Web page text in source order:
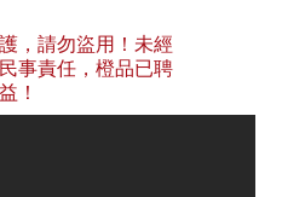
，請勿盜用！未經
事責任，橙品已聘
！